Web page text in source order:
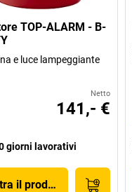
TOP-ALARM - B-
e luce lampeggiante
Netto
141,- €
giorni lavorativi
il prodotto